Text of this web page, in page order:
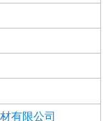
有限公司